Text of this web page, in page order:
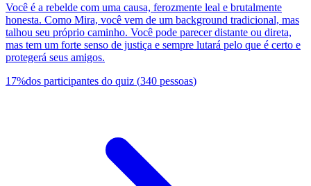
Você é a rebelde com uma causa, ferozmente leal e brutalmente
honesta. Como Mira, você vem de um background tradicional, mas
talhou seu próprio caminho. Você pode parecer distante ou direta,
mas tem um forte senso de justiça e sempre lutará pelo que é certo e
protegerá seus amigos.
17%dos participantes do quiz (340 pessoas)